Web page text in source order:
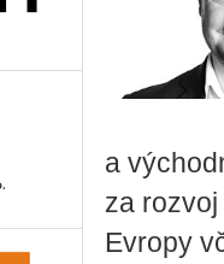
a
za
Evropy